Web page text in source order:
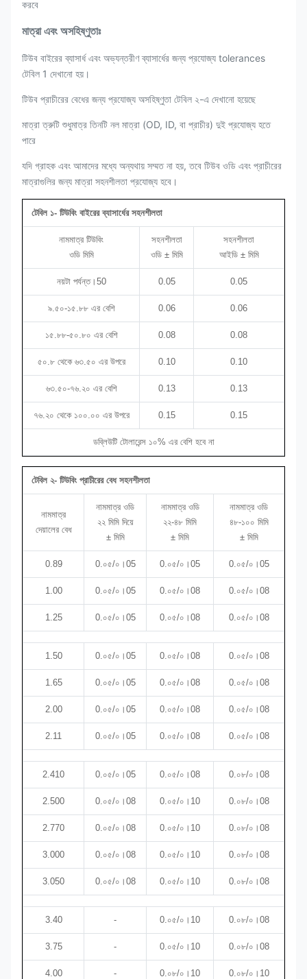
করবে
মাত্রা এবং অসহিষ্ণুতাঃ
টিউব বাইরের ব্যাসার্ধ এবং অভ্যন্তরীণ ব্যাসার্ধের জন্য প্রযোজ্য tolerances
টেবিল 1 দেখানো হয়।
টিউব প্রাচীরের বেধের জন্য প্রযোজ্য অসহিষ্ণুতা টেবিল ২-এ দেখানো হয়েছে
মাত্রা ত্রুটি শুধুমাত্র তিনটি নল মাত্রা (OD, ID, বা প্রাচীর) দুই প্রযোজ্য হতে
পারে
যদি গ্রাহক এবং আমাদের মধ্যে অন্যথায় সম্মত না হয়, তবে টিউব ওডি এবং প্রাচীরের
মাত্রাগুলির জন্য মাত্রা সহনশীলতা প্রযোজ্য হবে।
টেবিল ১- টিউবিং বাইরের ব্যাসার্ধের সহনশীলতা
নামমাত্র টিউবিং
ওডি মিমি
সহনশীলতা
ওডি ± মিমি
সহনশীলতা
আইডি ± মিমি
নয়টা পর্যন্ত।50 0.05 0.05
৯.৫০-১৫.৮৮ এর বেশি 0.06 0.06
১৫.৮৮-৫০.৮০ এর বেশি 0.08 0.08
৫০.৮ থেকে ৬৩.৫০ এর উপরে 0.10 0.10
৬৩.৫০-৭৬.২০ এর বেশি 0.13 0.13
৭৬.২০ থেকে ১০০.০০ এর উপরে 0.15 0.15
ডব্লিউটি টোলারেন্স ১০% এর বেশি হবে না
টেবিল ২- টিউবিং প্রাচীরের বেধ সহনশীলতা
নামমাত্র
দেয়ালের বেধ
নামমাত্র ওডি
২২ মিমি দিয়ে
± মিমি
নামমাত্র ওডি
২২-৪৮ মিমি
± মিমি
নামমাত্র ওডি
৪৮-১০০ মিমি
± মিমি
0.89 0.০৫/০।05 0.০৫/০।05 0.০৫/০।05
1.00 0.০৫/০।05 0.০৫/০।08 0.০৫/০।08
1.25 0.০৫/০।05 0.০৫/০।08 0.০৫/০।08
1.50 0.০৫/০।05 0.০৫/০।08 0.০৫/০।08
1.65 0.০৫/০।05 0.০৫/০।08 0.০৫/০।08
2.00 0.০৫/০।05 0.০৫/০।08 0.০৫/০।08
2.11 0.০৫/০।05 0.০৫/০।08 0.০৫/০।08
2.410 0.০৫/০।05 0.০৫/০।08 0.০৮/০।08
2.500 0.০৫/০।08 0.০৫/০।10 0.০৮/০।08
2.770 0.০৫/০।08 0.০৫/০।10 0.০৮/০।08
3.000 0.০৫/০।08 0.০৫/০।10 0.০৮/০।08
3.050 0.০৫/০।08 0.০৫/০।10 0.০৮/০।08
3.40 - 0.০৫/০।10 0.০৮/০।08
3.75 - 0.০৫/০।10 0.০৮/০।08
4.00 - 0.০৮/০।10 0.০৮/০।10